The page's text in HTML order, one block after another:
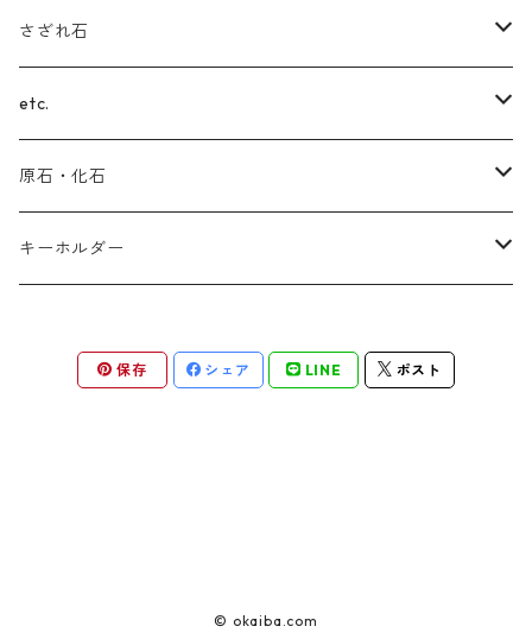
サファイア
翡翠（ヒスイ）
セラフィナイト
ラピスラズリ
エメラルド
ブルートパーズ
ターコイズ
ルビー
シェブロン
ローマングラス
インカローズ(ロードクロサイト)
チャロアイト
ラリマー
タンザナイト
アゼツライト
ルチルクォーツ
ブルートパーズ
サファイア
フローライト
スモーキークォーツ
アメジスト
ブラウンイエロークォーツ
さざれ石
(ヒマラヤ)水晶
ガーデンクォーツ
(スター)ローズクォーツ
etc.
(スター)ローズクォーツ
マラカイト
ラブラドライト
原石・化石
アメジスト
アンモナイト
キーホルダー
保存 シェア LINE ポスト
© okaiba.com